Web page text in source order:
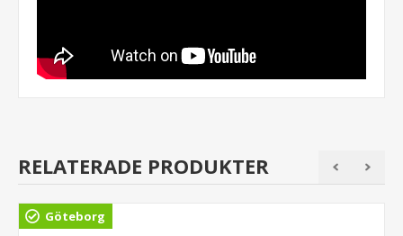
RELATERADE PRODUKTER
Göteborg